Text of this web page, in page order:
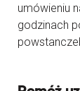
umówieniu
godzinach